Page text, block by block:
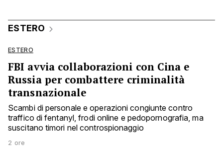
ESTERO
ESTERO
FBI avvia collaborazioni con Cina e
Russia per combattere criminalità
transnazionale
Scambi di personale e operazioni congiunte contro
traffico di fentanyl, frodi online e pedopornografia, ma
suscitano timori nel controspionaggio
2 ore